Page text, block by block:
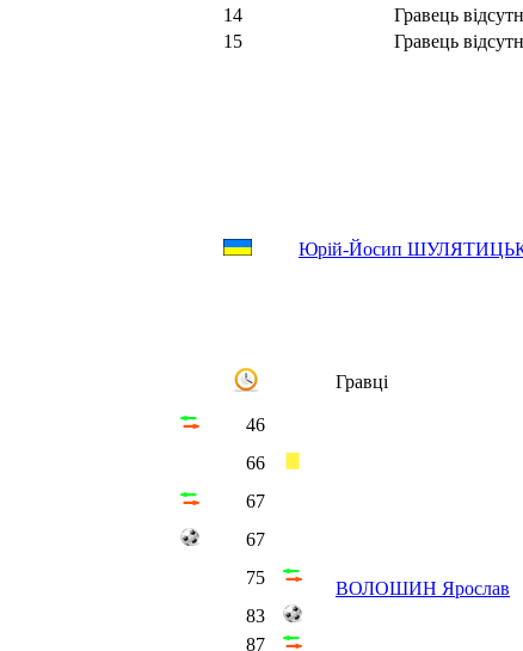
14
Гравець
15
Гравець
Юрій-Йосип
Гравці
46
66
67
67
75
ВОЛОШИН Ярослав
83
87